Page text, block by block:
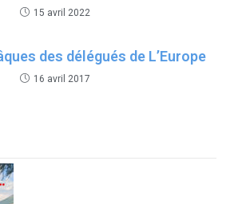
15 avril 2022
des délégués de L’Europe
16 avril 2017